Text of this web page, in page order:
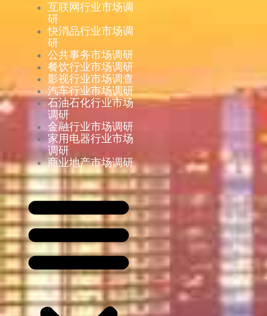
互联网行业市场调
研
快消品行业市场调
研
公共事务市场调研
餐饮行业市场调研
影视行业市场调查
汽车行业市场调研
石油石化行业市场
调研
金融行业市场调研
家用电器行业市场
调研
商业地产市场调研